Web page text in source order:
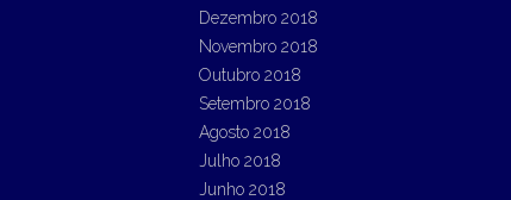
Dezembro 2018
Novembro 2018
Outubro 2018
Setembro 2018
Agosto 2018
Julho 2018
Junho 2018